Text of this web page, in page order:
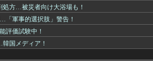
て...
おーるじゃんる
まる場...
U-1 NEWS.
あじあニュースちゃんねる
、全国知...
痛いニュース(ﾉ∀`)
の教訓...
常識的に考えた
処方…被災者向け大浴場も！
「軍事的選択肢」警告！
評価試験中！
国メディア！